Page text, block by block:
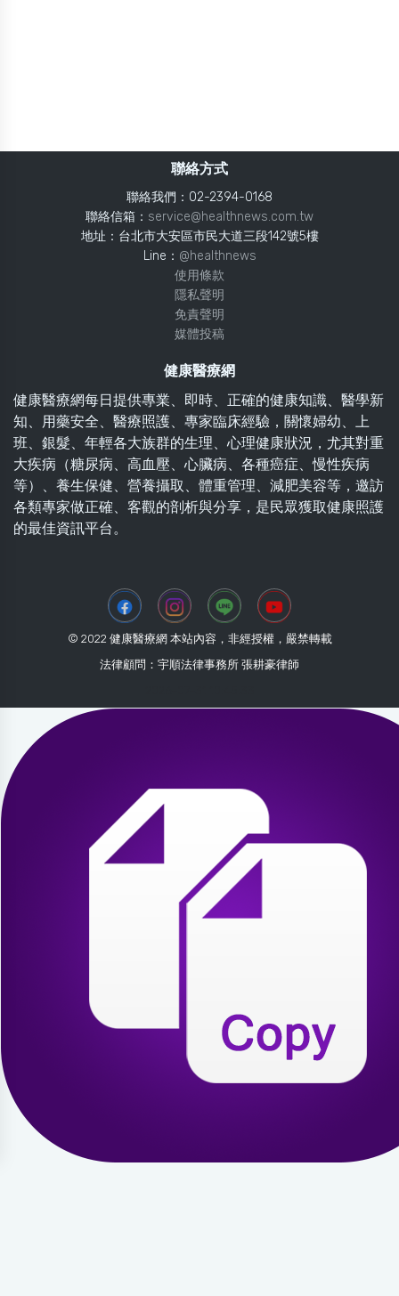
聯絡方式
聯絡我們：02-2394-0168
聯絡信箱： service@healthnews.com.tw
地址：台北市大安區市民大道三段142號5樓
Line： @healthnews
使用條款
隱私聲明
免責聲明
媒體投稿
健康醫療網
健康醫療網每日提供專業、即時、正確的健康知識、醫學新
知、用藥安全、醫療照護、專家臨床經驗，關懷婦幼、上
班、銀髮、年輕各大族群的生理、心理健康狀況，尤其對重
大疾病（糖尿病、高血壓、心臟病、各種癌症、慢性疾病
等）、養生保健、營養攝取、體重管理、減肥美容等，邀訪
各類專家做正確、客觀的剖析與分享，是民眾獲取健康照護
的最佳資訊平台。
© 2022 健康醫療網 本站內容，非經授權，嚴禁轉載
法律顧問：宇順法律事務所 張耕豪律師